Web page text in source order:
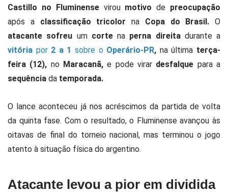
Castillo no Fluminensevirou motivo de preocupação
após a classificação tricolor na Copa do Brasil. O
atacante sofreu um cortena perna direitadurante a
vitória por 2 a 1 sobre o Operário-PR, na última terça-
feira (12), no Maracanã, e pode virar desfalque para a
sequência da temporada.
O lance aconteceu já nos acréscimos da partida de volta
da quinta fase. Com o resultado, o Fluminense avançou às
oitavas de final do torneio nacional, mas terminou o jogo
atento à situação física do argentino.
Atacante levou a pior em dividida